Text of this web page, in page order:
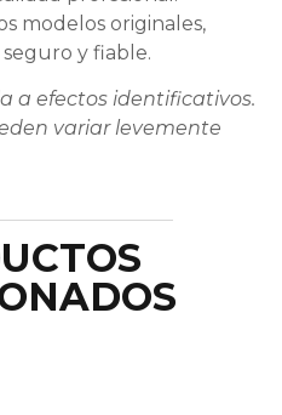
modelos originales,
y fiable.
a efectos identificativos.
variar levemente